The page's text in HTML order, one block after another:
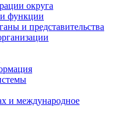
округа
функции
и представительства
и международное